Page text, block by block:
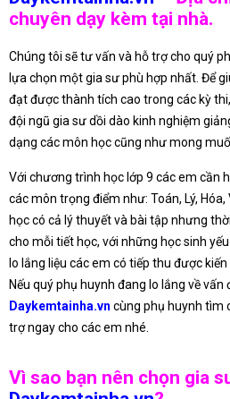
chuyên dạy kèm tại nhà.
Chúng tôi sẽ tư vấn và hỗ trợ cho quý
lựa chọn một gia sư phù hợp nhất. Để
đạt được thành tích cao trong các kỳ thi,
đội ngũ gia sư dồi dào kinh nghiệm
dạng các môn học cũng như mong
Với chương trình học lớp 9 các em cần
các môn trọng điểm như: Toán, Lý,
học có cả lý thuyết và bài tập nhưng
cho mỗi tiết học, với những học sinh
lo lắng liệu các em có tiếp thu được
Nếu quý phụ huynh đang lo lắng về vấn
Daykemtainha.vn cùng phụ huynh tìm
trợ ngay cho các em nhé.
Vì sao bạn nên chọn gia